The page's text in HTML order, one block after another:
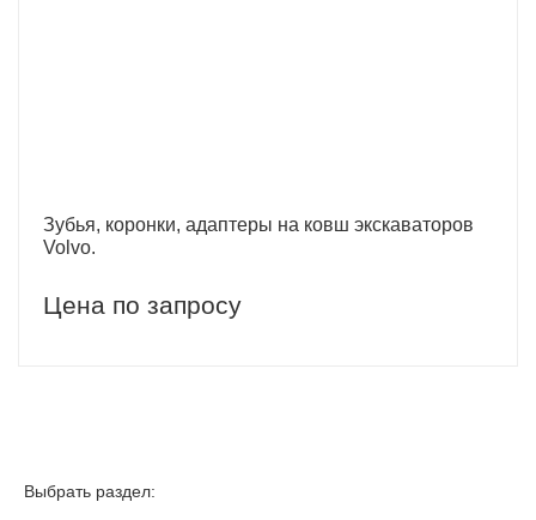
Зубья, коронки, адаптеры на ковш экскаваторов
Volvo.
Цена по запросу
Выбрать раздел: